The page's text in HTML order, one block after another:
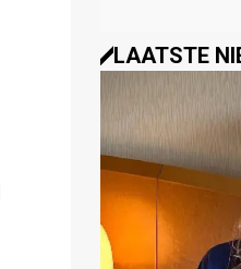
LAATSTE